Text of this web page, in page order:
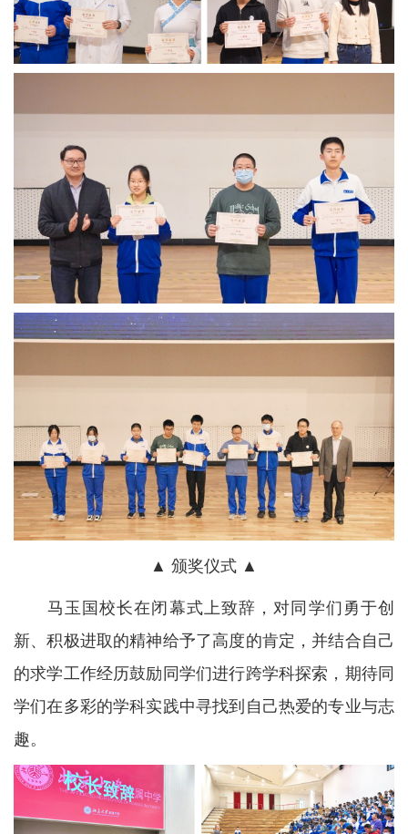
▲ 颁奖仪式 ▲
马玉国校长在闭幕式上致辞，对同学们勇于创
新、积极进取的精神给予了高度的肯定，并结合自己
的求学工作经历鼓励同学们进行跨学科探索，期待同
学们在多彩的学科实践中寻找到自己热爱的专业与志
趣。